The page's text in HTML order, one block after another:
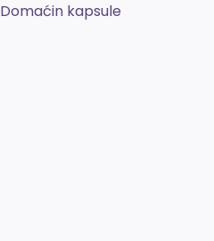
Domaćin kapsule